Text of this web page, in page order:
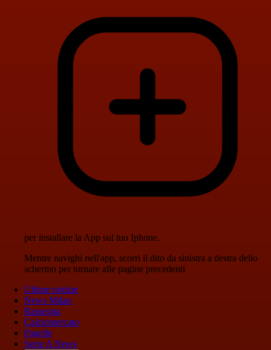
per installare la App sul tuo Iphone.
Mentre navighi nell'app, scorri il dito da sinistra a destra dello
schermo per tornare alle pagine precedenti
Ultime notizie
News Milan
Rassegna
Calciomercato
Pagelle
Serie A News